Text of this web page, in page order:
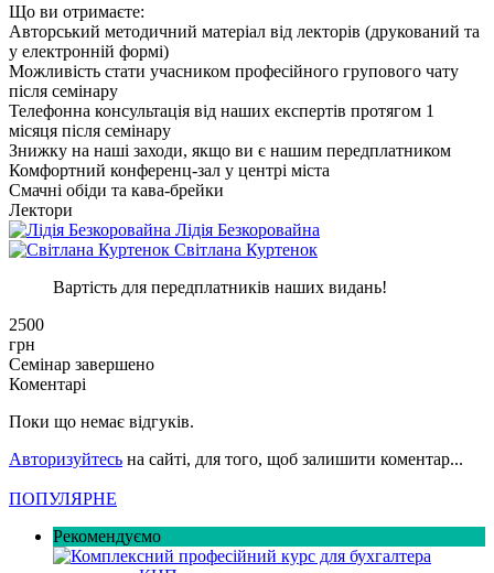
Що ви отримаєте:
Авторський методичний матеріал від лекторів (друкований та
у електронній формі)
Можливість стати учасником професійного групового чату
після семінару
Телефонна консультація від наших експертів протягом 1
місяця після семінару
Знижку на наші заходи, якщо ви є нашим передплатником
Комфортний конференц-зал у центрі міста
Смачні обіди та кава-брейки
Лектори
Лідія Безкоровайна
Світлана Куртенок
Вартість для передплатників наших видань!
2500
грн
Семінар завершено
Коментарі
Поки що немає відгуків.
Авторизуйтесь на сайті, для того, щоб залишити коментар...
ПОПУЛЯРНЕ
Рекомендуємо